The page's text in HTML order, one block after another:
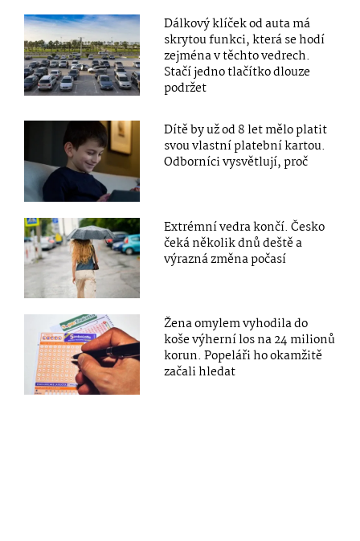
Dálkový klíček od auta má
skrytou funkci, která se hodí
zejména v těchto vedrech.
Stačí jedno tlačítko dlouze
podržet
Dítě by už od 8 let mělo platit
svou vlastní platební kartou.
Odborníci vysvětlují, proč
Extrémní vedra končí. Česko
čeká několik dnů deště a
výrazná změna počasí
Žena omylem vyhodila do
koše výherní los na 24 milionů
korun. Popeláři ho okamžitě
začali hledat